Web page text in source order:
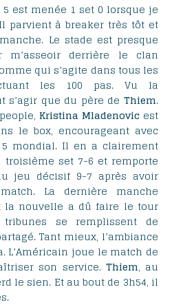
est menée 1 set 0 lorsque je
parvient à breaker très tôt et
Le stade est presque
m’asseoir derrière le clan
qui s’agite dans tous les
les 100 pas. Vu la
s’agir que du père de Thiem.
Kristina Mladenovic est
le box, encourageant avec
mondial. Il en a clairement
set 7-6 et remporte
jeu décisif 9-7 après avoir
La dernière manche
la nouvelle a dû faire le tour
se remplissent de
Tant mieux, l’ambiance
L’Américain joue le match de
son service. Thiem, au
le sien. Et au bout de 3h54, il